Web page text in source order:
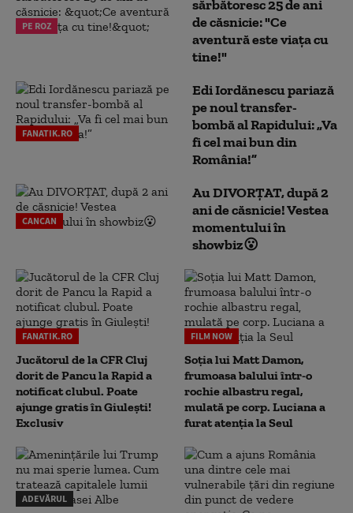
PE ROZ
sărbătoresc 25 de ani
de căsnicie: "Ce
aventură este viața cu
tine!"
FANATIK.RO
Edi Iordănescu pariază
pe noul transfer-
bombă al Rapidului: „Va
fi cel mai bun din
România!”
CANCAN
Au DIVORȚAT, după 2
ani de căsnicie! Vestea
momentului în
showbiz😮
FANATIK.RO
Jucătorul de la CFR Cluj
dorit de Pancu la Rapid a
notificat clubul. Poate
ajunge gratis în Giulești!
Exclusiv
FILM NOW
Soția lui Matt Damon,
frumoasa balului într-o
rochie albastru regal,
mulată pe corp. Luciana a
furat atenția la Seul
ADEVĂRUL